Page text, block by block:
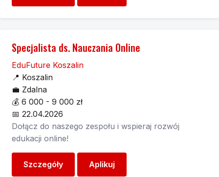
Specjalista ds. Nauczania Online
EduFuture Koszalin
📍 Koszalin
💼 Zdalna
💰 6 000 - 9 000 zł
📅 22.04.2026
Dołącz do naszego zespołu i wspieraj rozwój
edukacji online!
Szczegóły Aplikuj